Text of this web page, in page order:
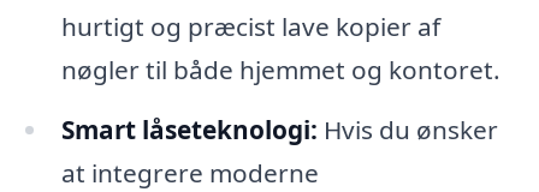
hurtigt og præcist lave kopier af
nøgler til både hjemmet og kontoret.
Smart låseteknologi: Hvis du ønsker
at integrere moderne